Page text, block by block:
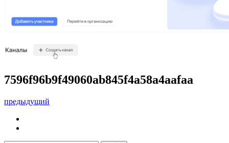
7596f96b9f49060ab845f4a58a4aafaa
предыдущий